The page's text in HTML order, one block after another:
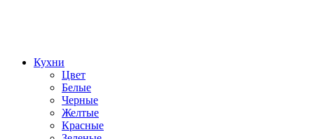
Кухни
Цвет
Белые
Черные
Желтые
Красные